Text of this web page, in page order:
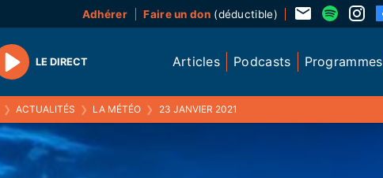
Adhérer Faire un don(déductible)
Play
LE DIRECT Articles Podcasts Programmes
❯ ACTUALITÉS ❯ LA MÉTÉO ❯ 23 JANVIER 2021